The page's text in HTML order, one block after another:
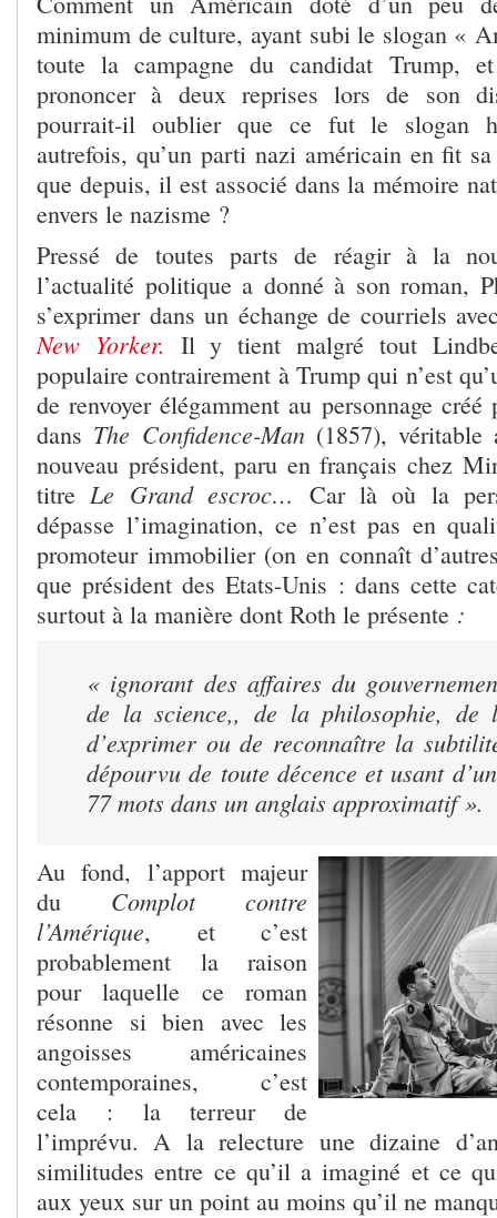
minimum de culture, ayant subi le slogan «
toute la campagne du candidat Trump,
prononcer à deux reprises lors de son
pourrait-il oublier que ce fut le slogan
autrefois, qu’un parti nazi américain en fit
que depuis, il est associé dans la mémoire
envers le nazisme ?
Pressé de toutes parts de réagir à la
l’actualité politique a donné à son roman,
s’exprimer dans un échange de courriels
New Yorker. Il y tient malgré tout
populaire contrairement à Trump qui n’est
de renvoyer élégamment au personnage
dans The Confidence-Man(1857), véritable
nouveau président, paru en français chez
titre Le Grand escroc… Car là où la
dépasse l’imagination, ce n’est pas en
promoteur immobilier (on en connaît
que président des Etats-Unis : dans cette
surtout à la manière dont Roth le présente :
« ignorant des affaires du
de la science,, de la philosophie, de
d’exprimer ou de reconnaître la
dépourvu de toute décence et usant
77 mots dans un anglais approximatif ».
Au fond, l’apport majeur
du Complot contre
l’Amérique, et c’est
probablement la raison
pour laquelle ce roman
résonne si bien avec les
angoisses américaines
contemporaines, c’est
cela : la terreur de
l’imprévu. A la relecture une dizaine
similitudes entre ce qu’il a imaginé et ce
aux yeux sur un point au moins qu’il ne